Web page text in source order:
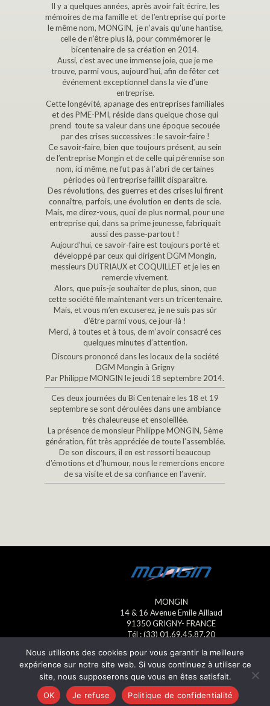
Il y a quelques années, après avoir fait écrire, les
mémoires de ma famille et de l’entreprise qui porte
le même nom, MONGIN, je n’avais qu’une hantise,
celle de n’être plus là, pour commémorer le
bicentenaire de sa création en 2014.
Aussi, c’est avec une immense joie, que je me
trouve, parmi vous, aujourd’hui, afin de fêter cet
événement exceptionnel dans la vie d’une
entreprise.
Cette longévité, apanage des entreprises familiales
et des PME-PMI, réside dans quelque chose qui
prend toute sa valeur dans une époque secouée
par des crises successives : le savoir-faire !
Ce savoir-faire, bien que toujours présent, au sein
de l’entreprise Mongin et de celle qui pérennise son
nom, ici même, ne fut pas à l’abri de certaines
périodes où l’entreprise faillit disparaître.
Des révolutions, des guerres et des crises lui firent
connaître, parfois, une évolution en dents de scie.
Mais, me direz-vous, quoi de plus normal, pour une
entreprise qui, dans sa prime jeunesse, fabriquait
aussi des passe-partout !
Aujourd’hui, ce savoir-faire est toujours porté et
développé par ceux qui dirigent DGM Mongin,
messieurs DUTRIAUX et COQUILLET et je les en
remercie vivement.
Alors, que puis-je souhaiter de plus, sinon, que
cette société file maintenant vers un tricentenaire.
Mais, et vous m’en excuserez, je ne suis pas sûr
d’être parmi vous, ce jour-là !
Merci, à toutes et à tous, de m’avoir consacré ces
quelques minutes d’attention.
Discours prononcé dans les locaux de la société
DGM Mongin à Grigny
Par Philippe MONGIN le jeudi 18 septembre 2014.
Ces deux journées du Bi Centenaire les 18 et 19
septembre se sont déroulées dans une ambiance
très chaleureuse et ensoleillée.
La présence de monsieur Philippe MONGIN, 5ème
génération, fût très appréciée de toute l’assemblée.
De son discours, il en est ressorti beaucoup
d’émotions et d’humour, nous le remercions encore
de sa visite et de sa confiance en l’avenir.
MONGIN
14 & 16 Avenue Emile Aillaud
91350 GRIGNY- FRANCE
Tél : (33) 01.69.45.87.20
E-mail : mongin@mongin.eu
Mentions légales - © Mongin
Nous utilisons des cookies pour vous garantir la meilleure
expérience sur notre site web. Si vous continuez à utiliser ce
site, nous supposerons que vous en êtes satisfait.
OK
Je refuse Politique de confidentialité